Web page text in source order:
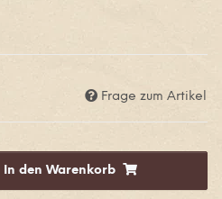
Frage zum Artikel
In den Warenkorb